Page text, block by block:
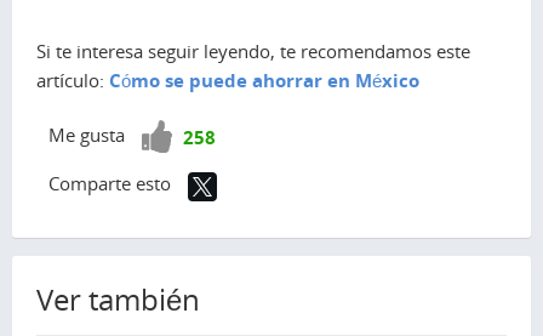
Si te interesa seguir leyendo, te recomendamos este
artículo: Cómo se puede ahorrar en México
Me gusta
¡Vota258
Comparte esto
Ver también